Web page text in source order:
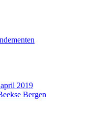
2019
Bergen